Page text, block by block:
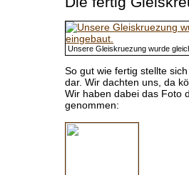
Unsere Gleiskruezung wurde
So gut wie fertig stellte
dar. Wir dachten uns, da
Wir haben dabei das Foto
genommen: